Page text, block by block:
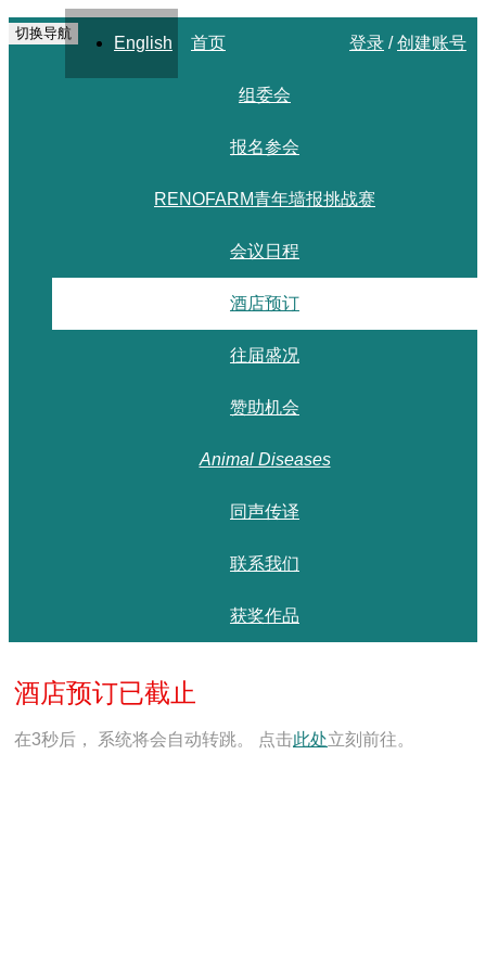
English
切换导航
登录 / 创建账号
首页
组委会
报名参会
RENOFARM青年墙报挑战赛
会议日程
酒店预订
往届盛况
赞助机会
Animal Diseases
同声传译
联系我们
获奖作品
酒店预订已截止
在3秒后， 系统将会自动转跳。 点击此处立刻前往。